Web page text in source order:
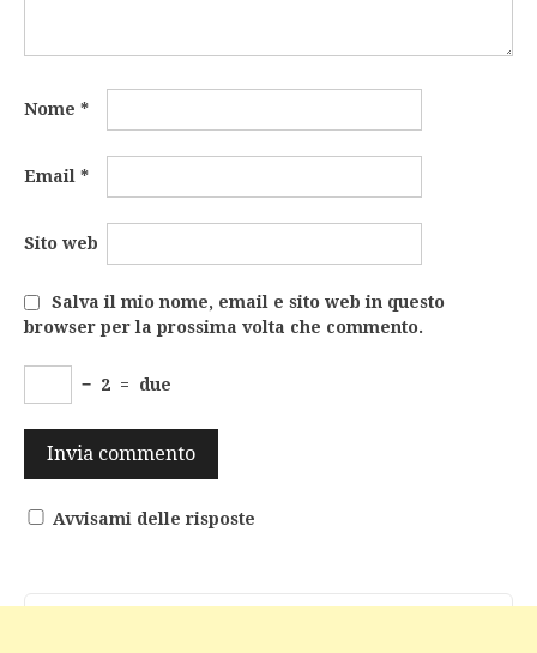
Nome *
Email *
Sito web
Salva il mio nome, email e sito web in questo
browser per la prossima volta che commento.
− 2 = due
Avvisami delle risposte